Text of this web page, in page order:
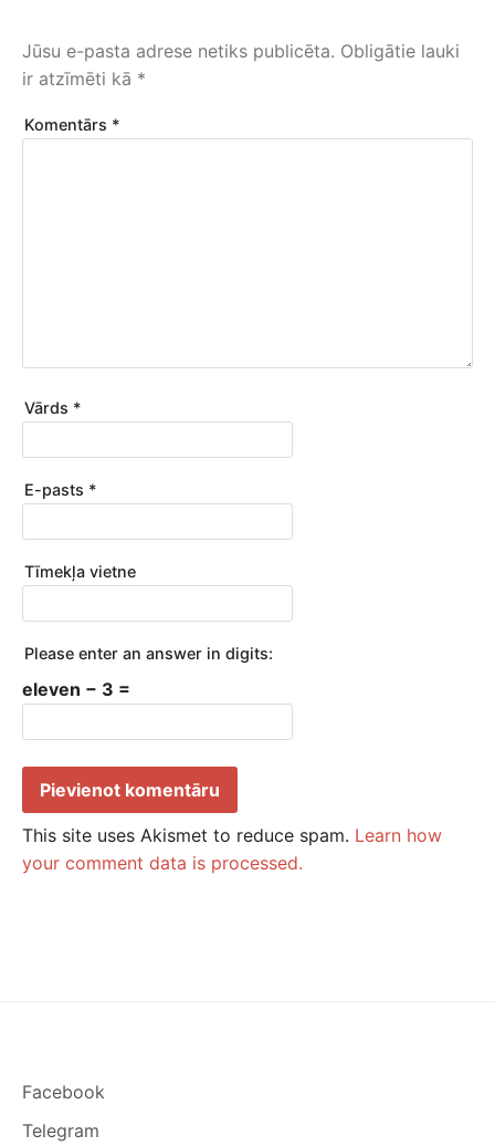
Jūsu e-pasta adrese netiks publicēta. Obligātie lauki
ir atzīmēti kā *
Komentārs *
Vārds *
E-pasts *
Tīmekļa vietne
Please enter an answer in digits:
eleven − 3 =
This site uses Akismet to reduce spam. Learn how
your comment data is processed.
Facebook
Telegram